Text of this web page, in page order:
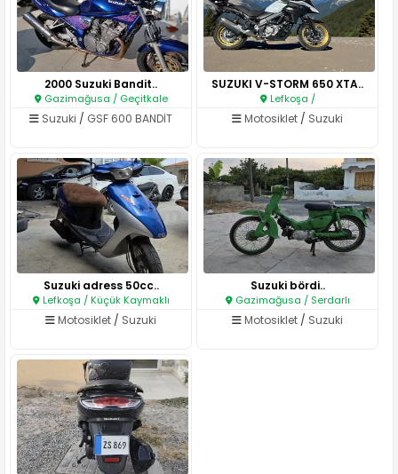
2000 Suzuki Bandit..
Gazimağusa / Geçitkale
Suzuki / GSF 600 BANDİT
SUZUKI V-STORM 650 XTA..
Lefkoşa /
Motosiklet / Suzuki
Suzuki adress 50cc..
Lefkoşa / Küçük Kaymaklı
Motosiklet / Suzuki
Suzuki bördi..
Gazimağusa / Serdarlı
Motosiklet / Suzuki